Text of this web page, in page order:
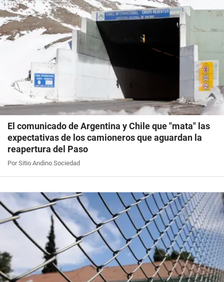
El comunicado de Argentina y Chile que "mata" las
expectativas de los camioneros que aguardan la
reapertura del Paso
Por Sitio Andino Sociedad